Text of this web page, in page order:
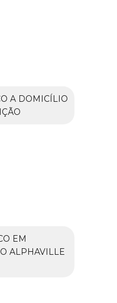
A DOMICÍLIO
EM
ALPHAVILLE